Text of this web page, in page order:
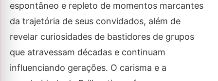
espontâneo e repleto de momentos marcantes
da trajetória de seus convidados, além de
revelar curiosidades de bastidores de grupos
que atravessam décadas e continuam
influenciando gerações. O carisma e a